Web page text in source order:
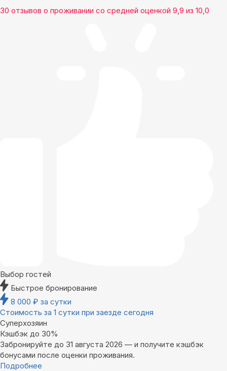
30 отзывов о проживании со средней оценкой 9,9 из 10,0
Выбор гостей
Быстрое бронирование
8 000 ₽ за сутки
Стоимость за 1 сутки при заезде сегодня
Суперхозяин
Кэшбэк до 30%
Забронируйте до 31 августа 2026 — и получите кэшбэк
бонусами после оценки проживания.
Подробнее